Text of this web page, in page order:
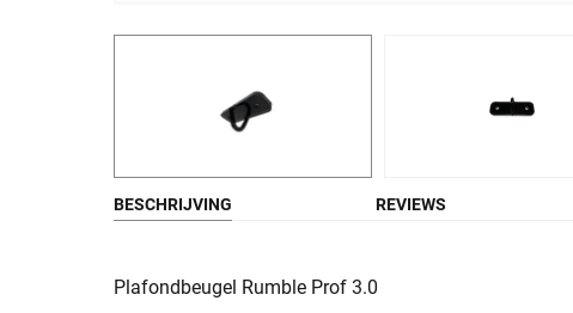
BESCHRIJVING REVIEWS
Plafondbeugel Rumble Prof 3.0